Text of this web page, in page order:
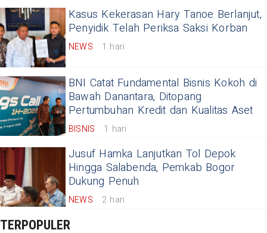
Kasus Kekerasan Hary Tanoe Berlanjut,
Penyidik Telah Periksa Saksi Korban
NEWS 1 hari
BNI Catat Fundamental Bisnis Kokoh di
Bawah Danantara, Ditopang
Pertumbuhan Kredit dan Kualitas Aset
BISNIS 1 hari
Jusuf Hamka Lanjutkan Tol Depok
Hingga Salabenda, Pemkab Bogor
Dukung Penuh
NEWS 2 hari
TERPOPULER